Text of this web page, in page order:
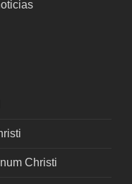
Christi